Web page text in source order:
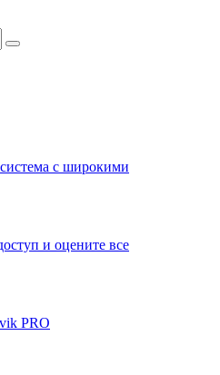
с широкими
и оцените все
PRO